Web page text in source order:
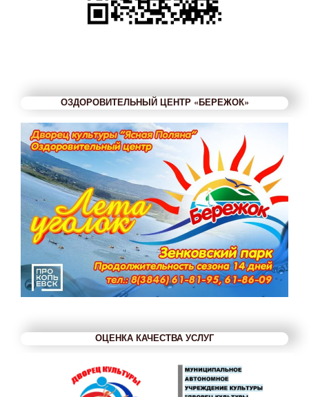
ОЗДОРОВИТЕЛЬНЫЙ ЦЕНТР «БЕРЕЖОК»
ОЦЕНКА КАЧЕСТВА УСЛУГ